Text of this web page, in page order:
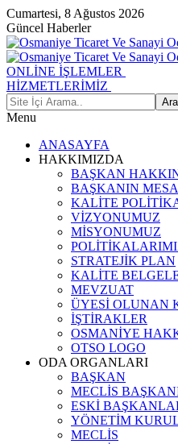
Cumartesi, 8 Ağustos 2026
Güncel Haberler
ONLİNE İŞLEMLER
HİZMETLERİMİZ
Menu
ANASAYFA
HAKKIMIZDA
BAŞKAN
BAŞKANIN
KALİTE
VİZYONUMUZ
MİSYONUMUZ
STRATEJİK PLAN
KALİTE
MEVZUAT
ÜYESİ OLUNAN
İŞTİRAKLER
OSMANİYE
OTSO LOGO
ODA ORGANLARI
BAŞKAN
MECLİS
ESKİ
YÖNETİM
MECLİS